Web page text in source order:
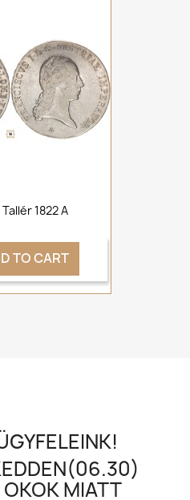
1822 A
TO CART
MIATT